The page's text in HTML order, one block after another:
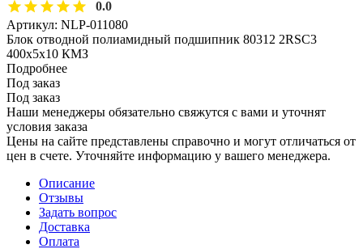
0.0
Артикул: NLP-011080
Блок отводной полиамидный подшипник 80312 2RSC3
400х5х10 КМЗ
Подробнее
Под заказ
Под заказ
Наши менеджеры обязательно свяжутся с вами и уточнят
условия заказа
Цены на сайте представлены справочно и могут отличаться от
цен в счете. Уточняйте информацию у вашего менеджера.
Описание
Отзывы
Задать вопрос
Доставка
Оплата